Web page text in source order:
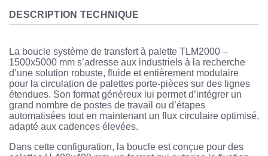
DESCRIPTION TECHNIQUE
La boucle système de transfert à palette TLM2000 –
1500x5000 mm s’adresse aux industriels à la recherche
d’une solution robuste, fluide et entièrement modulaire
pour la circulation de palettes porte-pièces sur des lignes
étendues. Son format généreux lui permet d’intégrer un
grand nombre de postes de travail ou d’étapes
automatisées tout en maintenant un flux circulaire optimisé,
adapté aux cadences élevées.
Dans cette configuration, la boucle est conçue pour des